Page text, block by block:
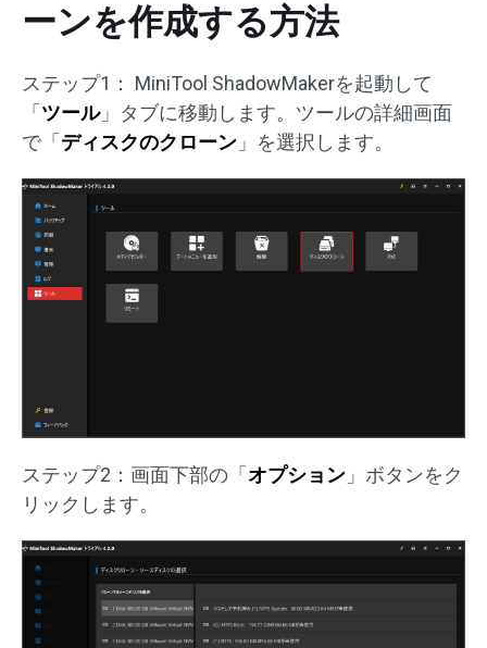
ーンを作成する方法
ステップ1： MiniTool ShadowMakerを起動して
「 ツール」タブに移動します。ツールの詳細画面
で「 ディスクのクローン 」を選択します。
ステップ2：画面下部の「 オプション 」ボタンをク
リックします。